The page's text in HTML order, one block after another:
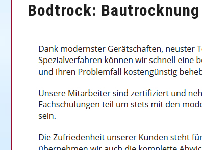
Bodtrock: